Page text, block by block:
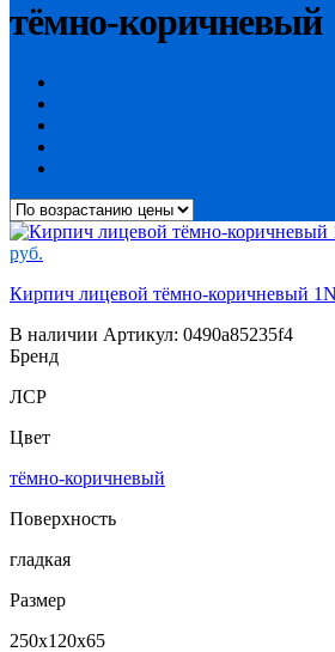
тёмно-коричневый
руб.
Кирпич лицевой тёмно-коричневый
В наличии Артикул: 0490a85235f4
Бренд
ЛСР
Цвет
тёмно-коричневый
Поверхность
гладкая
Размер
250х120х65